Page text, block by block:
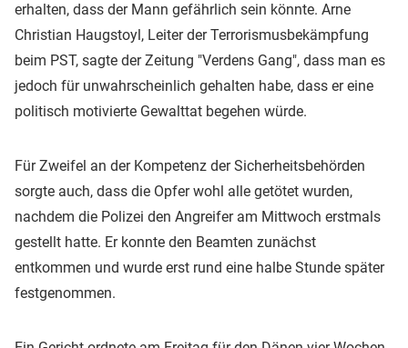
erhalten, dass der Mann gefährlich sein könnte. Arne
Christian Haugstoyl, Leiter der Terrorismusbekämpfung
beim PST, sagte der Zeitung "Verdens Gang", dass man es
jedoch für unwahrscheinlich gehalten habe, dass er eine
politisch motivierte Gewalttat begehen würde.
Für Zweifel an der Kompetenz der Sicherheitsbehörden
sorgte auch, dass die Opfer wohl alle getötet wurden,
nachdem die Polizei den Angreifer am Mittwoch erstmals
gestellt hatte. Er konnte den Beamten zunächst
entkommen und wurde erst rund eine halbe Stunde später
festgenommen.